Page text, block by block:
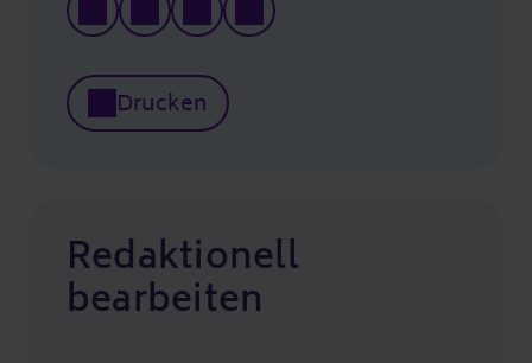
Drucken
Redaktionell
bearbeiten